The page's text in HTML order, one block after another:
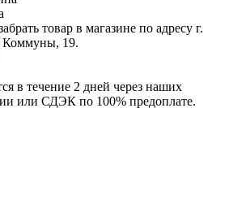
товар в магазине по адресу г.
Коммуны, 19.
в течение 2 дней через наших
или СДЭК по 100% предоплате.